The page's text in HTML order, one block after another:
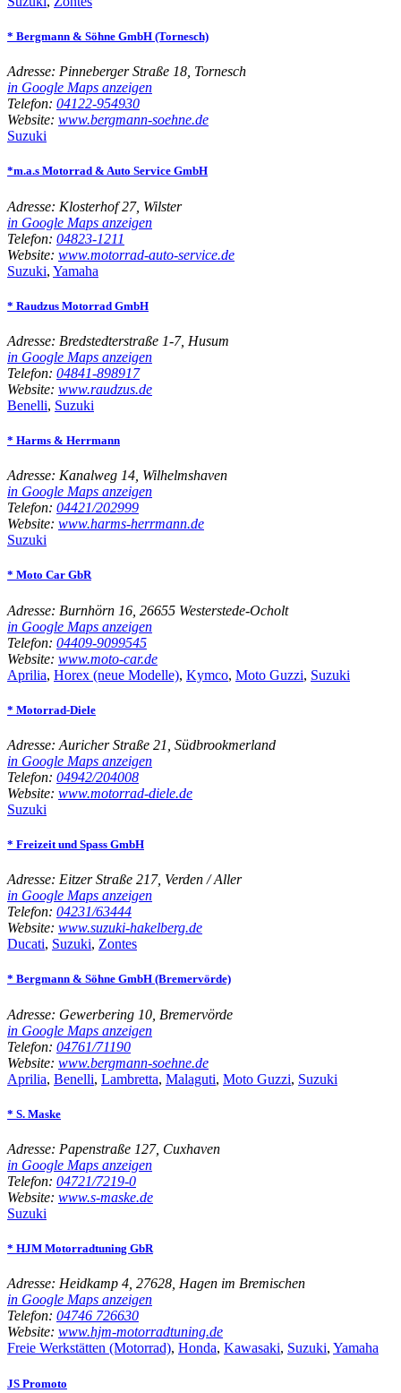
* Bergmann & Söhne GmbH (Tornesch)
Adresse: Pinneberger Straße 18, Tornesch
in Google Maps anzeigen
Telefon: 04122-954930
Website: www.bergmann-soehne.de
Suzuki
*m.a.s Motorrad & Auto Service GmbH
Adresse: Klosterhof 27, Wilster
in Google Maps anzeigen
Telefon: 04823-1211
Website: www.motorrad-auto-service.de
Suzuki, Yamaha
* Raudzus Motorrad GmbH
Adresse: Bredstedterstraße 1-7, Husum
in Google Maps anzeigen
Telefon: 04841-898917
Website: www.raudzus.de
Benelli, Suzuki
* Harms & Herrmann
Adresse: Kanalweg 14, Wilhelmshaven
in Google Maps anzeigen
Telefon: 04421/202999
Website: www.harms-herrmann.de
Suzuki
* Moto Car GbR
Adresse: Burnhörn 16, 26655 Westerstede-Ocholt
in Google Maps anzeigen
Telefon: 04409-9099545
Website: www.moto-car.de
Aprilia, Horex (neue Modelle), Kymco, Moto Guzzi, Suzuki
* Motorrad-Diele
Adresse: Auricher Straße 21, Südbrookmerland
in Google Maps anzeigen
Telefon: 04942/204008
Website: www.motorrad-diele.de
Suzuki
* Freizeit und Spass GmbH
Adresse: Eitzer Straße 217, Verden / Aller
in Google Maps anzeigen
Telefon: 04231/63444
Website: www.suzuki-hakelberg.de
Ducati, Suzuki, Zontes
* Bergmann & Söhne GmbH (Bremervörde)
Adresse: Gewerbering 10, Bremervörde
in Google Maps anzeigen
Telefon: 04761/71190
Website: www.bergmann-soehne.de
Aprilia, Benelli, Lambretta, Malaguti, Moto Guzzi, Suzuki
* S. Maske
Adresse: Papenstraße 127, Cuxhaven
in Google Maps anzeigen
Telefon: 04721/7219-0
Website: www.s-maske.de
Suzuki
* HJM Motorradtuning GbR
Adresse: Heidkamp 4, 27628, Hagen im Bremischen
in Google Maps anzeigen
Telefon: 04746 726630
Website: www.hjm-motorradtuning.de
Freie Werkstätten (Motorrad), Honda, Kawasaki, Suzuki, Yamaha
JS Promoto